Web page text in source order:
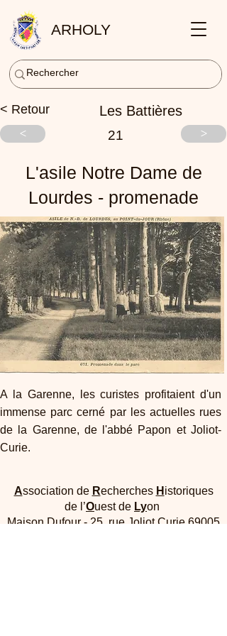
ARHOLY
< Retour Les Battières
< 21 >
L'asile Notre Dame de
Lourdes - promenade
A la Garenne, les curistes profitaient d'un
immense parc cerné par les actuelles rues
de la Garenne, de l'abbé Papon et Joliot-
Curie.
Association de Recherches H istoriques
de l’Ouest de Lyon
Maison Dufour - 25, rue Joliot Curie 69005